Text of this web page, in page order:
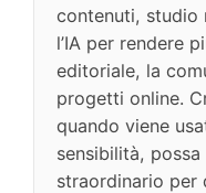
contenuti, studio
l’IA per rendere
editoriale, la
progetti online.
quando viene
sensibilità,
straordinario per